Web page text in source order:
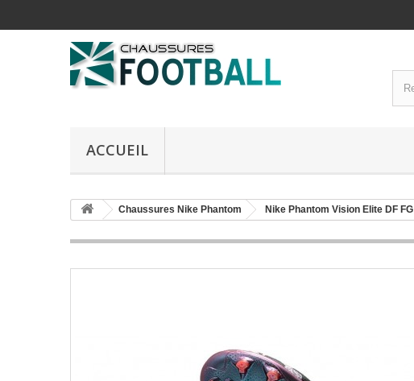
ACCUEIL
Chaussures Nike Phantom Nike Phantom Vision Elite DF FG